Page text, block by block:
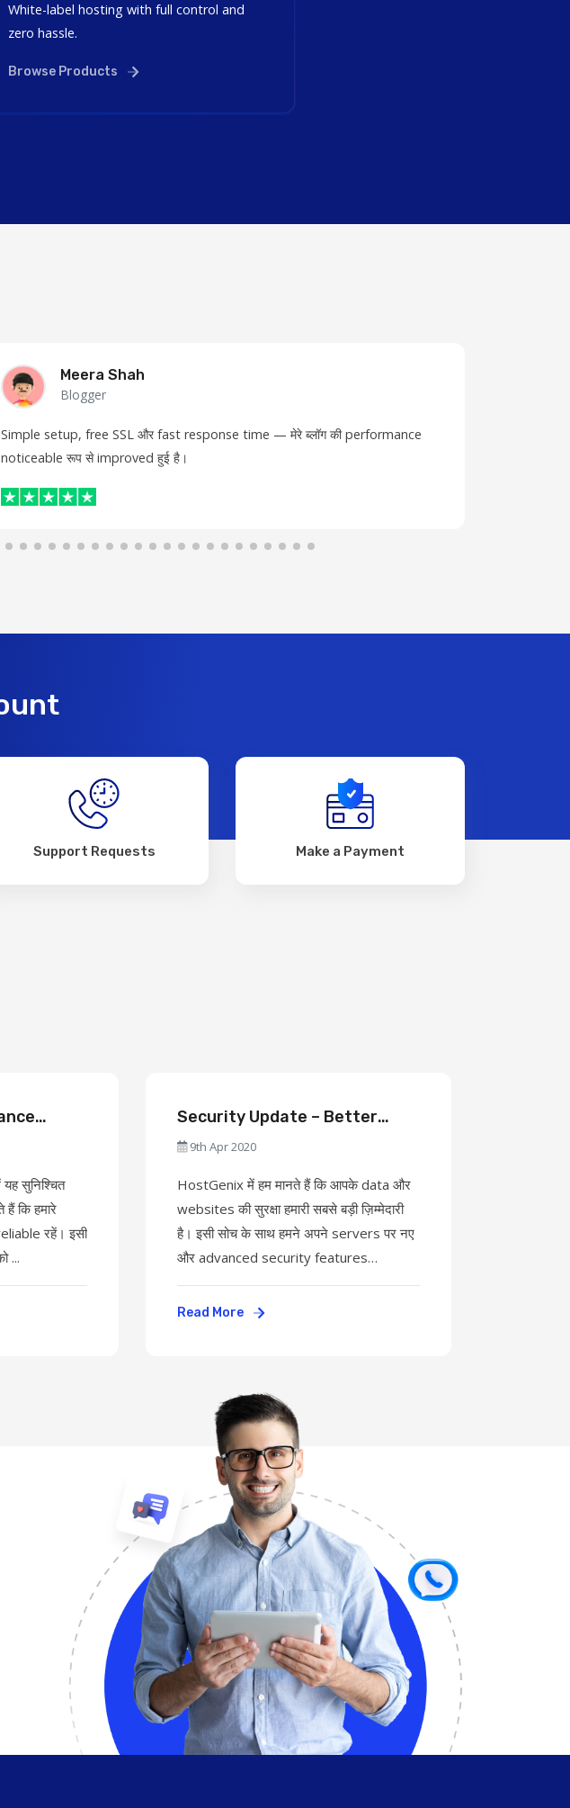
White-label hosting with full control and
zero hassle.
Browse Products
Meera Shah
Blogger
Simple setup, free SSL और fast response time — मेरे ब्लॉग की performance
noticeable रूप से improved हुई है।
Support Requests Make a Payment
सुनिश्चित
कि हमारे
रहें। इसी
...
Security Update – Better
Protection for You
9th Apr 2020
HostGenix में हम मानते हैं कि आपके data और
websites की सुरक्षा हमारी सबसे बड़ी ज़िम्मेदारी
है। इसी सोच के साथ हमने अपने servers पर नए
और advanced security features
implement किए ...
Read More